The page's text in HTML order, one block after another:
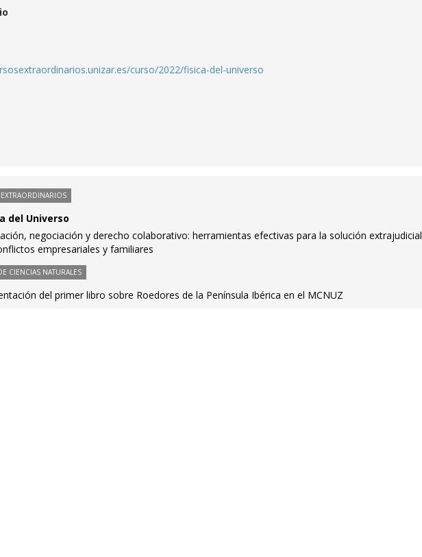
curso/2022/fisica-del-universo
del Universo
negociación y derecho colaborativo: herramientas efectivas para la solución extrajudicial
empresariales y familiares
CIENCIAS NATURALES
del primer libro sobre Roedores de la Península Ibérica en el MCNUZ